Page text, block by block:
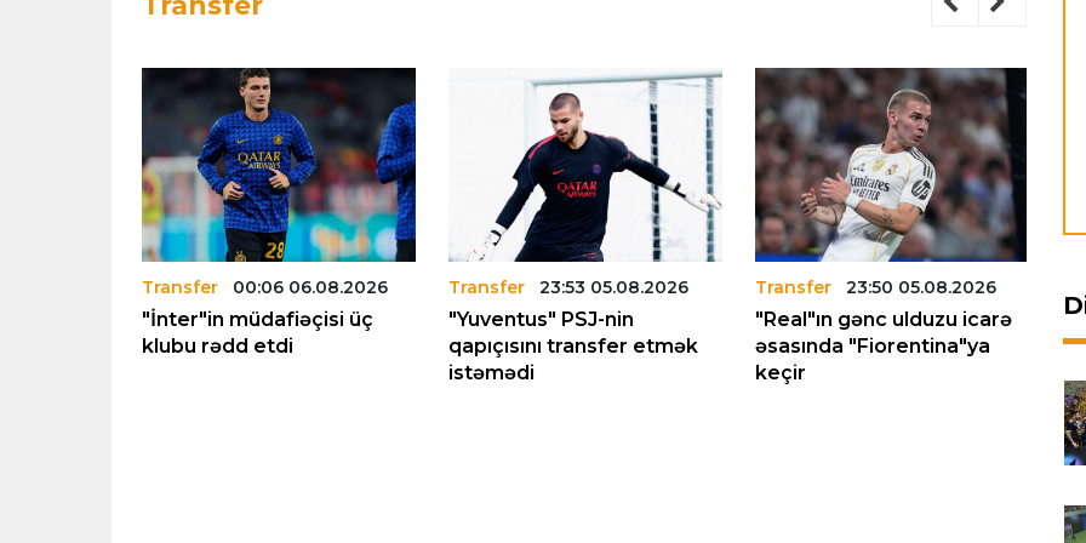
Transfer 00:06 06.08.2026
"İnter"in müdafiəçisi üç
klubu rədd etdi
Transfer 23:53 05.08.2026
"Yuventus" PSJ-nin
qapıçısını transfer etmək
istəmədi
Transfer 23:50 05.08.2026
"Real"ın gənc ulduzu icarə
əsasında "Fiorentina"ya
keçir